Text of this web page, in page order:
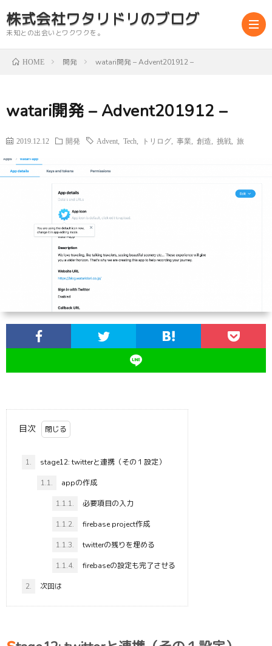
株式会社ワタリドリのブログ
未知との出会いとワクワクを。
HOME 開発 watari開発 – Advent201912 –
watari開発 – Advent201912 –
2019.12.12 開発 Advent Tech トリログ 事業 創造 挑戦 旅
目次
1. stage12: twitterと連携（その１設定）
1.1. appの作成
1.1.1. 必要項目の入力
1.1.2. firebase project作成
1.1.3. twitterの残りを埋める
1.1.4. firebaseの設定も完了させる
2. 次回は